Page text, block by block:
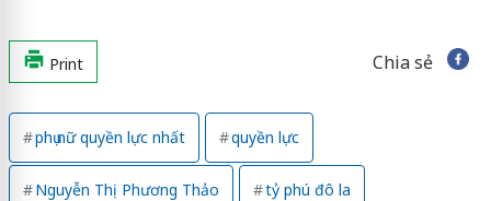
Print Chia sẻ
phụ nữ quyền lực nhất quyền lực
Nguyễn Thị Phương Thảo tỷ phú đô la